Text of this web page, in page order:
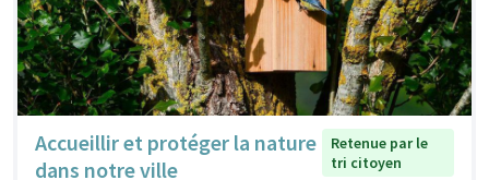
Accueillir et protéger la nature
dans notre ville
Retenue par le
tri citoyen